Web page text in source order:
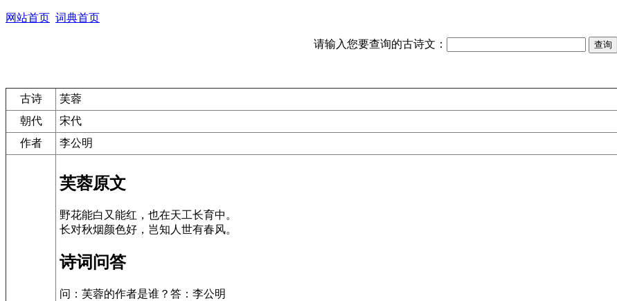
网站首页 词典首页
请输入您要查询的古诗文：
古诗
芙蓉
朝代
宋代
作者
李公明
芙蓉原文
野花能白又能红，也在天工长育中。
长对秋烟颜色好，岂知人世有春风。
诗词问答
问：芙蓉的作者是谁？答：李公明